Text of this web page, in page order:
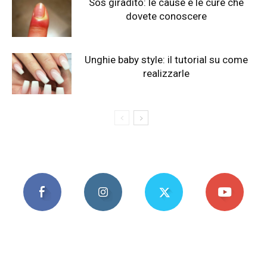
Sos giradito: le cause e le cure che
dovete conoscere
Unghie baby style: il tutorial su come
realizzarle